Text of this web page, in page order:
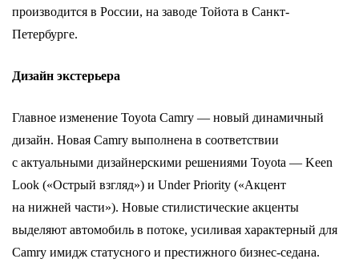
производится в России, на заводе Тойота в Санкт-
Петербурге.
Дизайн экстерьера
Главное изменение Toyota Camry ― новый динамичный
дизайн. Новая Camry выполнена в соответствии
с актуальными дизайнерскими решениями Toyota ― Keen
Look («Острый взгляд») и Under Priority («Акцент
на нижней части»). Новые стилистические акценты
выделяют автомобиль в потоке, усиливая характерный для
Camry имидж статусного и престижного бизнес-седана.